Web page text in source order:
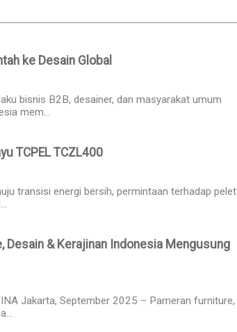
ke Desain Global
bisnis B2B, desainer, dan masyarakat umum
mem...
TCPEL TCZL400
transisi energi bersih, permintaan terhadap pelet
Desain & Kerajinan Indonesia Mengusung
Jakarta, September 2025 – Pameran furniture,